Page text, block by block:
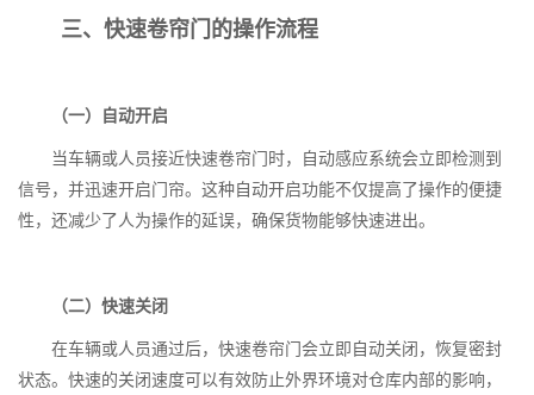
三、快速卷帘门的操作流程
（一）自动开启
当车辆或人员接近快速卷帘门时，自动感应系统会立即检测到
信号，并迅速开启门帘。这种自动开启功能不仅提高了操作的便捷
性，还减少了人为操作的延误，确保货物能够快速进出。
（二）快速关闭
在车辆或人员通过后，快速卷帘门会立即自动关闭，恢复密封
状态。快速的关闭速度可以有效防止外界环境对仓库内部的影响，